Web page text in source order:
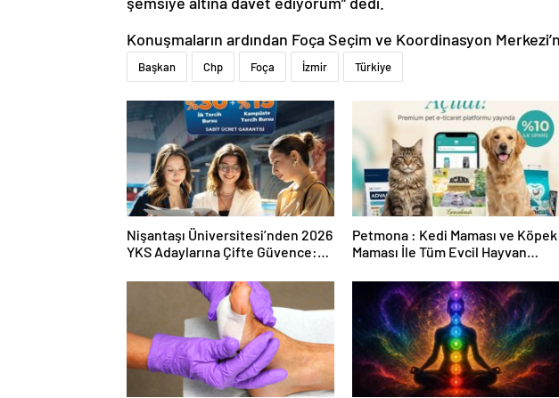
Başkan Chp Foça İzmir Türkiye
Nişantaşı Üniversitesi’nden 2026
YKS Adaylarına Çifte Güvence:
Sabit Ücret ve Kesintisiz Burs
Petmona : Kedi Maması ve Köpek
Maması İle Tüm Evcil Hayvan
Ürünleri